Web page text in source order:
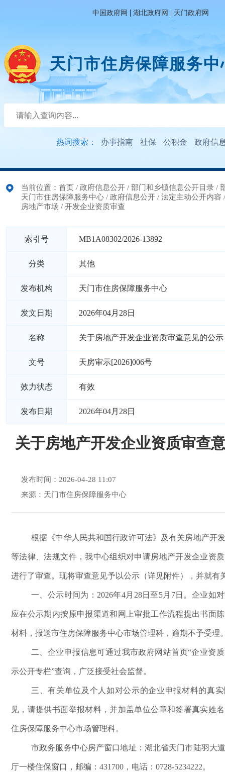
中国政府网 | 湖北政府网 | 天门政府网
天门市住房保障服务中
热词搜索： 办事指南 社保 公积金 政府信
当前位置： 首页 / 政府信息公开 / 部门和乡镇信息公开目录 /
天门市住房保障服务中心 / 政府信息公开 / 法定主动公开内容
房地产市场 / 开发企业资质审查
索引号 MB1A08302/2026-13892
分类 其他
发布机构 天门市住房保障服务中心
发文日期 2026年04月28日
名称 关于房地产开发企业资质审查意见的公示
文号 天房审示[2026]006号
效力状态 有效
发布日期 2026年04月28日
关于房地产开发企业资质审查
发布时间：2026-04-28 11:07
来源：天门市住房保障服务中心
根据《中华人民共和国行政许可法》及有关房地产开
等法律、法规文件，我中心组织对申请房地产开发企业资
进行了审查。现将审查意见予以公示（详见附件），并就有
一、公示时间为： 2026年4月28日至5月7日。企业如
应在公示期内按原申报渠道和网上审批工作流程提出书面
材料，报送市住房保障服务中心市场管理科，逾期不予受理
二、企业申报信息可通过我市政府网站首页“企业资
示公开专栏”查询，广泛接受社会监督。
三、有关单位及个人如对公示的企业申报材料的真
见，请提供书面举报材料，并加盖单位公章和签署真实姓
住房保障服务中心市场管理科。
市政务服务中心房产窗口地址：湖北省天门市陆羽大
厅一楼住保窗口，邮编：431700，电话：0728-5234222。